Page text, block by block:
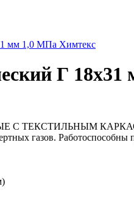
мм 1,0 МПа Химтекс
Г
КАРКАСОМ ГОСТ
газов.